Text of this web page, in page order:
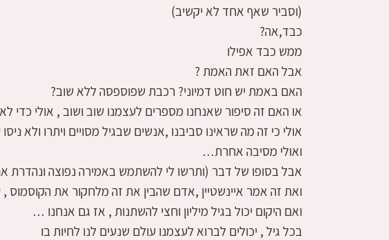
(וסביר שאף אחד לא יקשיב)
כבד,אה?
ממש כבד אפילו
אבל האם זאת האמת ?
האם באמת יש חוט דמיוני? רכבת שפוספסה ללא שוב?
או האם זה סיפור שאנחנו מספרים לעצמנו שוב ושוב , אולי
אולי כי זה מה שראינו סביבנו ,אנשים שבגיל מסויים ויתרו ולא
ואולי מסיבה אחרת…
אבל בסופו של דבר (ותרשו לי להשתמש באמירה נפוצה ונהדרת
ואת זה אמר איינשטיין ,אדם שהבין את זה מלחקור את הקוסמוס
ואם היקום יכול בגיל מיליון וחצי להשתנות , אז גם אנחנו …
בכל גיל , יכולים לברוא לעצמנו עולם שנעים לנו לחיות בו